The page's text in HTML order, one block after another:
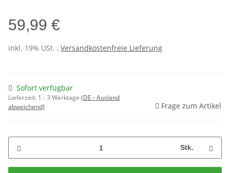
59,99 €
inkl. 19% USt. , Versandkostenfreie Lieferung
Sofort verfügbar
Lieferzeit: 1 - 3 Werktage (DE - Ausland
abweichend)
Frage zum Artikel
Stk.